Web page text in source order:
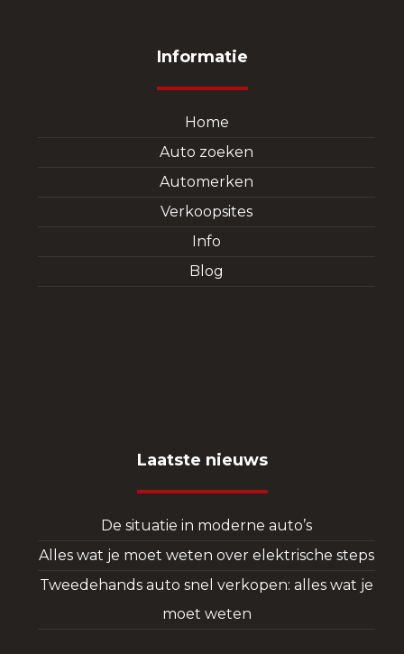
Informatie
Home
Auto zoeken
Automerken
Verkoopsites
Info
Blog
Laatste nieuws
De situatie in moderne auto’s
Alles wat je moet weten over elektrische steps
Tweedehands auto snel verkopen: alles wat je
moet weten